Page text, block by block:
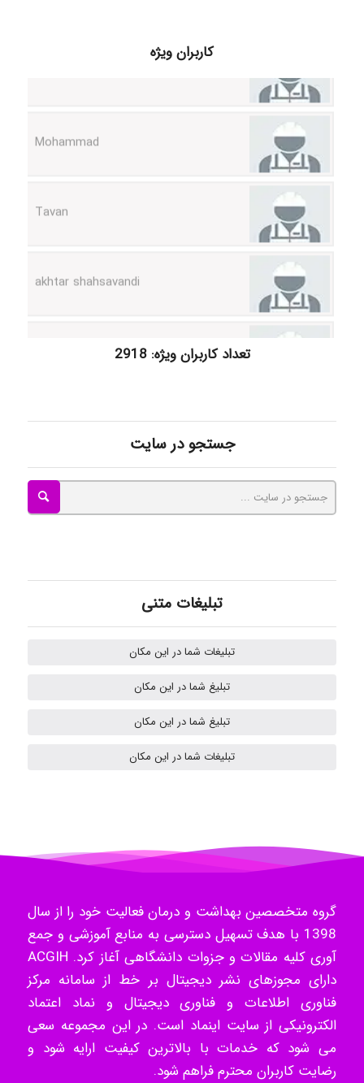
کاربران ویژه
Omid
Tavan
akhtar shahsavandi
kimiya zirakpoor
تعداد کاربران ویژه: 2918
جستجو در سایت
تبلیغات متنی
تبلیغات شما در این مکان
تبلیغ شما در این مکان
تبلیغ شما در این مکان
تبلیغات شما در این مکان
گروه متخصصین بهداشت و درمان فعالیت خود را از سال
1398 با هدف تسهیل دسترسی به منابع آموزشی و جمع
آوری کلیه مقالات و جزوات دانشگاهی آغاز کرد. ACGIH
دارای مجوزهای نشر دیجیتال بر خط از سامانه مرکز
فناوری اطلاعات و فناوری دیجیتال و نماد اعتماد
الکترونیکی از سایت اینماد است. در این مجموعه سعی
می شود که خدمات با بالاترین کیفیت ارایه شود و
رضایت کاربران محترم فراهم شود.